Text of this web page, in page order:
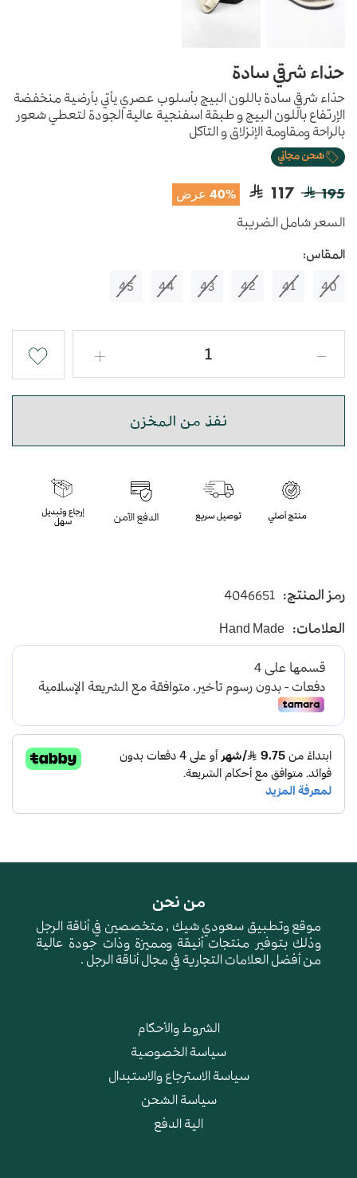
حذاء شرقي سادة
حذاء شرقي سادة باللون البيج بأسلوب عصري يأتي بأرضية منخفضة
الإرتفاع باللون البيج و طبقة اسفنجية عالية الجودة لتعطي شعور
بالراحة ومقاومة الإنزلاق و التآكل
شحن مجاني
195
117 40% عرض
السعر شامل الضريبة
المقاس:
40
41
42
43
44
45
نفذ من المخزن
رمز المنتج: 4046651
العلامات: Hand Made
من نحن
موقع وتطبيق سعودي شيك , متخصصين في أناقة الرجل
وذلك بتوفير منتجات أنيقة ومميزة وذات جودة عالية
من أفضل العلامات التجارية في مجال أناقة الرجل .
الشروط والأحكام
سياسة الخصوصية
سياسة الاسترجاع والاستبدال
سياسة الشحن
الية الدفع